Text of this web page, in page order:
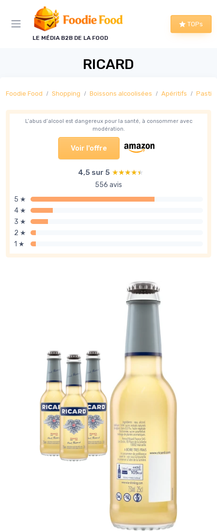
LE MÉDIA B2B DE LA FOOD
TOPs
RICARD
Foodie Food Shopping Boissons alcoolisées Apéritifs Pastis
L’abus d’alcool est dangereux pour la santé, à consommer avec
modération.
Voir l'offre
4,5 sur 5 ★★★★★
★★★★★
556 avis
5 ★
4 ★
3 ★
2 ★
1 ★
Panneau de gestion des cookies